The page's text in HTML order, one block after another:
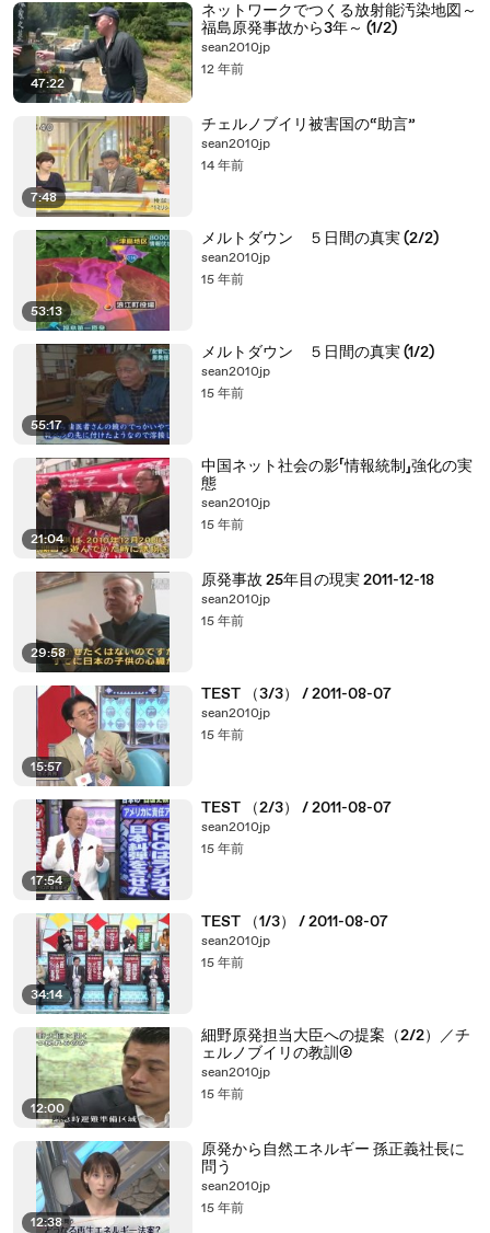
47:22
ネットワークでつくる放射能汚染地図～
福島原発事故から3年～ (1/2)
sean2010jp
12 年前
7:48
チェルノブイリ被害国の“助言”
sean2010jp
14 年前
53:13
メルトダウン ５日間の真実 (2/2)
sean2010jp
15 年前
55:17
メルトダウン ５日間の真実 (1/2)
sean2010jp
15 年前
21:04
中国ネット社会の影「情報統制」強化の実
態
sean2010jp
15 年前
29:58
原発事故 25年目の現実 2011-12-18
sean2010jp
15 年前
15:57
TEST （3/3） / 2011-08-07
sean2010jp
15 年前
17:54
TEST （2/3） / 2011-08-07
sean2010jp
15 年前
34:14
TEST （1/3） / 2011-08-07
sean2010jp
15 年前
12:00
細野原発担当大臣への提案（2/2）／チ
ェルノブイリの教訓②
sean2010jp
15 年前
12:38
原発から自然エネルギー 孫正義社長に
問う
sean2010jp
15 年前